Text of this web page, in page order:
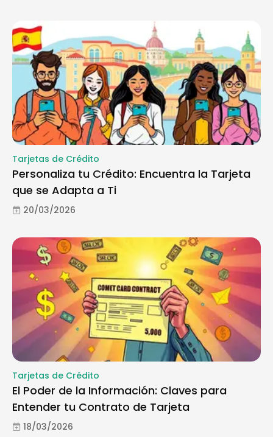
Tarjetas de Crédito
Personaliza tu Crédito: Encuentra la Tarjeta
que se Adapta a Ti
20/03/2026
Tarjetas de Crédito
El Poder de la Información: Claves para
Entender tu Contrato de Tarjeta
18/03/2026